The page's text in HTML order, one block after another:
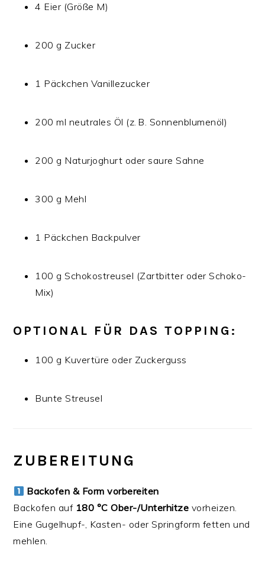
4 Eier (Größe M)
200 g Zucker
1 Päckchen Vanillezucker
200 ml neutrales Öl (z. B. Sonnenblumenöl)
200 g Naturjoghurt oder saure Sahne
300 g Mehl
1 Päckchen Backpulver
100 g Schokostreusel (Zartbitter oder Schoko-
Mix)
OPTIONAL FÜR DAS TOPPING:
100 g Kuvertüre oder Zuckerguss
Bunte Streusel
ZUBEREITUNG
Backofen & Form vorbereiten
Backofen auf 180 °C Ober-/Unterhitze vorheizen.
Eine Gugelhupf-, Kasten- oder Springform fetten und
mehlen.